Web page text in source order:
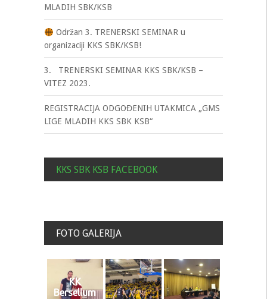
MLADIH SBK/KSB
Održan 3. TRENERSKI SEMINAR u
organizaciji KKS SBK/KSB!
3. TRENERSKI SEMINAR KKS SBK/KSB –
VITEZ 2023.
REGISTRACIJA ODGOĐENIH UTAKMICA „GMS
LIGE MLADIH KKS SBK KSB“
KKS SBK KSB FACEBOOK
FOTO GALERIJA
KK
Bersellum